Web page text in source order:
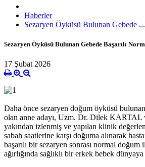
Haberler
Sezaryen Öyküsü Bulunan Gebede ...
Sezaryen Öyküsü Bulunan Gebede Başarılı
17 Şubat 2026
Daha önce sezaryen doğum öyküsü
olan anne adayı, Uzm. Dr. Dilek KARTAL
yakından izlenmiş ve yapılan klinik
sabah saatlerine karşı doğuma alınarak
başarılı bir sezaryen sonrası normal doğum
ağırlığında sağlıklı bir erkek bebek